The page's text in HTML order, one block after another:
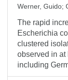
Werner, Guido;
The rapid
Escherichia
clustered
observed in at
including